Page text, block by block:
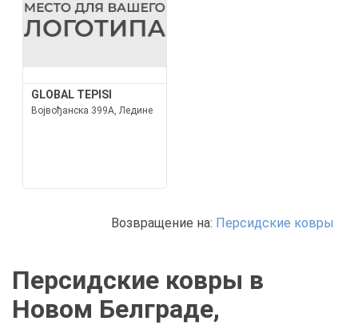
GLOBAL TEPISI
Војвођанска 399А, Ледине
Возвращение на: Персидские ковры
Персидские ковры в
Новом Белграде,